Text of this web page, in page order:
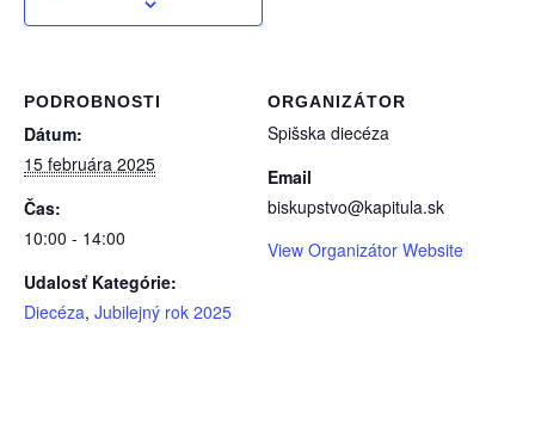
PODROBNOSTI
Dátum:
15 februára 2025
Čas:
10:00 - 14:00
Udalosť Kategórie:
Diecéza, Jubilejný rok 2025
ORGANIZÁTOR
Spišska diecéza
Email
biskupstvo@kapitula.sk
View Organizátor Website